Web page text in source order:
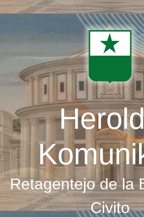
Skip
Retagentejo de la
Civito